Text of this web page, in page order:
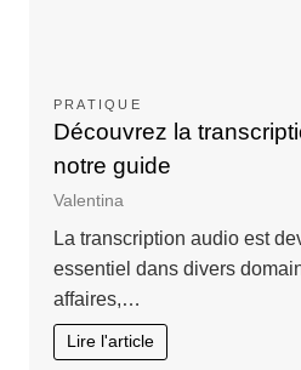
PRATIQUE
Découvrez la
notre guide
Valentina
La transcription audio est
essentiel dans divers
affaires,…
Lire l'article